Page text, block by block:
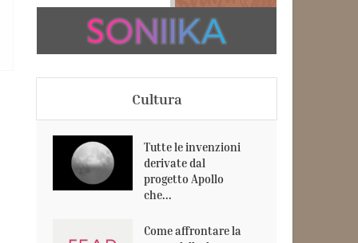
Cultura
Tutte le invenzioni
derivate dal
progetto Apollo
che...
Come affrontare la